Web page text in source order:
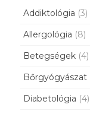
Addiktológia (3)
Allergológia (8)
Betegségek (4)
Bőrgyógyászat
Diabetológia (4)